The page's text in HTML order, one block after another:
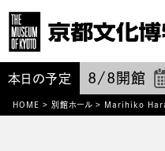
本日の予定 8/8 開館
HOME > 別館ホール> Marihiko